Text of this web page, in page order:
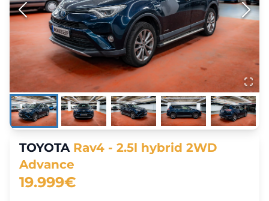
TOYOTA Rav4 - 2.5l hybrid 2WD
Advance
19.999€